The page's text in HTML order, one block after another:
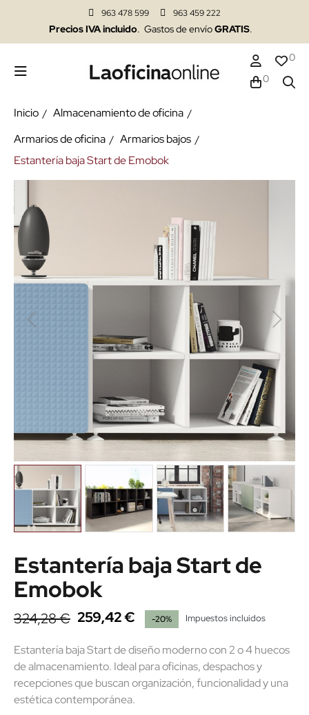
963 478 599 963 459 222
Precios IVA incluido. Gastos de envíoGRATIS.
0
0
Inicio
Almacenamiento de oficina
Armarios de oficina
Armarios bajos
Estantería baja Start de Emobok
Estantería baja Start de
Emobok
324,28 € 259,42 € -20% Impuestos incluidos
Estantería baja Start de diseño moderno con 2 o 4 huecos
de almacenamiento. Ideal para oficinas, despachos y
recepciones que buscan organización, funcionalidad y una
estética contemporánea.